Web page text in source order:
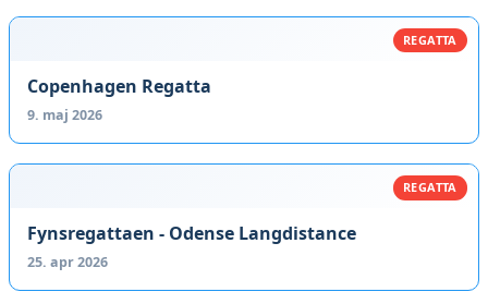
REGATTA
Copenhagen Regatta
9. maj 2026
REGATTA
Fynsregattaen - Odense Langdistance
25. apr 2026